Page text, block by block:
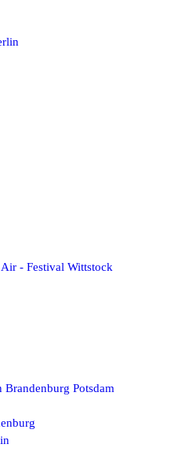
- Festival Wittstock
Brandenburg Potsdam